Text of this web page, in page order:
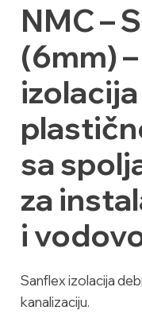
NMC –
(6mm)
sa
za
i
Sanflex izolacija
kanalizaciju.